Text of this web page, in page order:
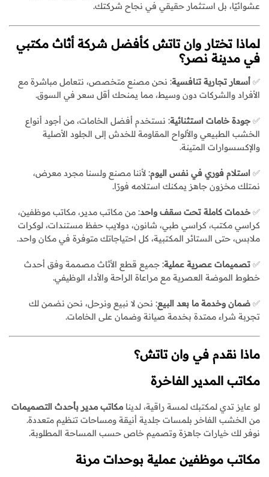
عشوائيًا، بل استثمار حقيقي في نجاح شركتك.
لماذا تختار وان تاتش كأفضل شركة أثاث مكتبي
في مدينة نصر؟
✅ أسعار تجارية تنافسية: نحن مصنع متخصص، نتعامل مباشرة مع
الأفراد والشركات دون وسيط، مما يمنحك أقل سعر في السوق.
✅ جودة خامات استثنائية: نستخدم أفضل الخامات، من أجود أنواع
الخشب الطبيعي والألواح المقاومة للخدش إلى الجلود الأصلية
والإكسسوارات المتينة.
✅ استلام فوري في نفس اليوم: لأننا مصنع ولسنا مجرد معرض،
نمتلك مخزون جاهز يمكنك استلامه فورًا.
✅ خدمات كاملة تحت سقف واحد: من مكاتب مدير، مكاتب موظفين،
كراسي مكتب، كراسي طبي، شانون، دولايب حفظ مستندات، لوكرات
ملابس، حتى الستائر المكتبية، كل احتياجاتك متوفرة في مكان واحد.
✅ تصميمات عصرية عملية: جميع قطع الأثاث مصممة وفق أحدث
خطوط الموضة العصرية مع مراعاة الراحة والأداء الوظيفي.
✅ ضمان وخدمة ما بعد البيع: نحن لا نبيع ونرحل، نحن نضمن لك
تجربة شراء ممتدة بخدمة صيانة وضمان على الخامات.
ماذا نقدم في وان تاتش؟
مكاتب المدير الفاخرة
لو عايز تدي لمكتبك لمسة راقية، لدينا مكاتب مدير بأحدث التصميمات
من الخشب الفاخر بلمسات جلدية أنيقة ومساحات تنظيم متعددة.
نوفر لك خيارات جاهزة وتصميم خاص حسب المساحة المطلوبة.
مكاتب موظفين عملية بوحدات مرنة